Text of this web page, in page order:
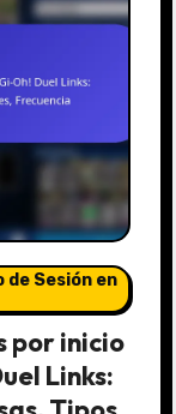
de Sesión en
por inicio
Links: